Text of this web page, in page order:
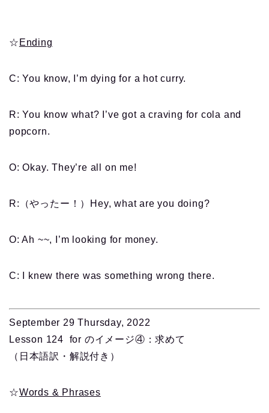
☆ Ending
C: You know, I’m dying for a hot curry.
R: You know what? I’ve got a craving for cola and
popcorn.
O: Okay. They’re all on me!
R:（やったー！）Hey, what are you doing?
O: Ah ~~, I’m looking for money.
C: I knew there was something wrong there.
September 29 Thursday, 2022
Lesson 124 for のイメージ④：求めて
（日本語訳・解説付き）
☆Words & Phrases